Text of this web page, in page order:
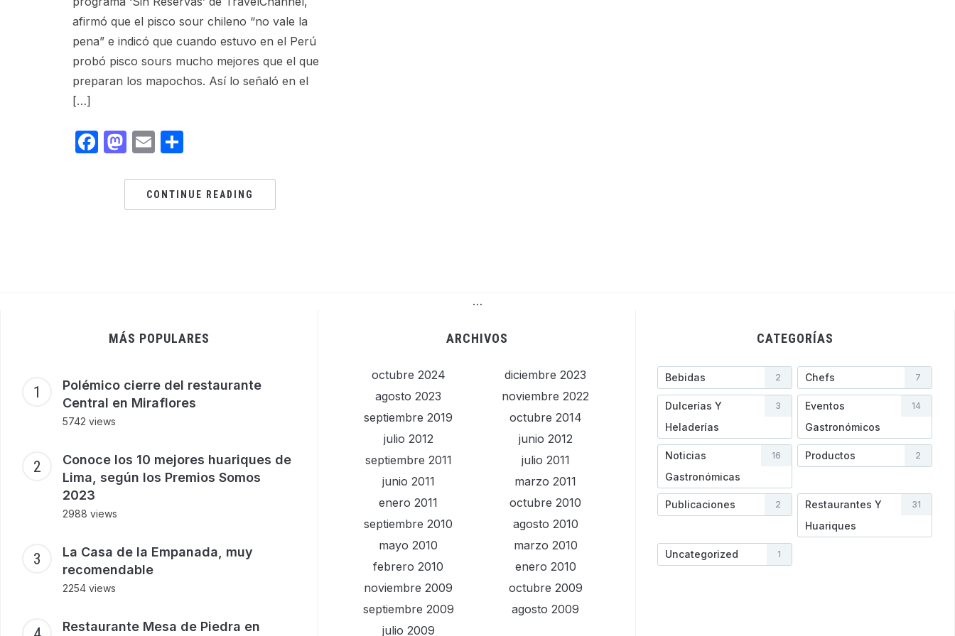
afirmó que el pisco sour chileno “no vale la
pena” e indicó que cuando estuvo en el Perú
probó pisco sours mucho mejores que el que
preparan los mapochos. Así­ lo señaló en el
[…]
Facebook
Mastodon
Email
CONTINUE READING
…
MÁS POPULARES
Polémico cierre del restaurante
Central en Miraflores
5742 views
Conoce los 10 mejores huariques de
Lima, según los Premios Somos
2023
2988 views
La Casa de la Empanada, muy
recomendable
2254 views
Restaurante Mesa de Piedra en
ARCHIVOS
octubre 2024
diciembre 2023
agosto 2023
noviembre 2022
septiembre 2019
octubre 2014
julio 2012
junio 2012
septiembre 2011
julio 2011
junio 2011
marzo 2011
enero 2011
octubre 2010
septiembre 2010
agosto 2010
mayo 2010
marzo 2010
febrero 2010
enero 2010
noviembre 2009
octubre 2009
septiembre 2009
agosto 2009
julio 2009
CATEGORÍAS
Bebidas 2 Chefs 7
Dulcerías Y
Heladerí­as
3
Eventos
Gastronómicos
14
Noticias
Gastronómicas
16 Productos 2
Publicaciones 2
Restaurantes Y
Huariques
31
Uncategorized 1